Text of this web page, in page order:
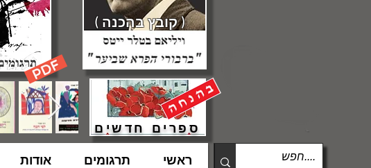
ספרים חדשים
( קובץ בהכנה )
ראשי תרגומים אודות